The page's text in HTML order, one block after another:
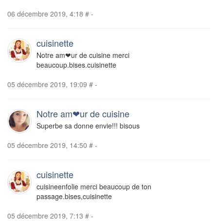
06 décembre 2019, 4:18 # -
cuisinette
Notre am❤ur de cuisine merci
beaucoup.bises.cuisinette
05 décembre 2019, 19:09 # -
Notre am❤ur de cuisine
Superbe sa donne envie!!! bisous
05 décembre 2019, 14:50 # -
cuisinette
cuisineenfolie merci beaucoup de ton
passage.bises,cuisinette
05 décembre 2019, 7:13 # -